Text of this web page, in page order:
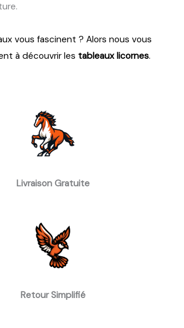
vous fascinent ? Alors nous vous
à découvrir les tableaux licornes.
Livraison Gratuite
Retour Simplifié